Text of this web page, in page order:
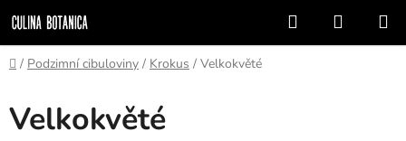
na
obsah
Hledat
KOŠÍK
Domů
/ Podzimní cibuloviny / Krokus / Velkokvěté
Velkokvěté